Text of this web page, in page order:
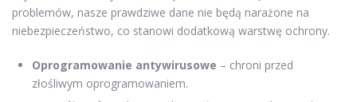
problemów, nasze prawdziwe dane nie będą narażone na
niebezpieczeństwo, co stanowi dodatkową warstwę ochrony.
Oprogramowanie antywirusowe – chroni przed
złośliwym oprogramowaniem.